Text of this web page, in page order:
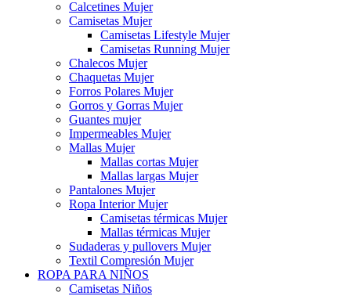
Calcetines Mujer
Camisetas Mujer
Camisetas Lifestyle Mujer
Camisetas Running Mujer
Chalecos Mujer
Chaquetas Mujer
Forros Polares Mujer
Gorros y Gorras Mujer
Guantes mujer
Impermeables Mujer
Mallas Mujer
Mallas cortas Mujer
Mallas largas Mujer
Pantalones Mujer
Ropa Interior Mujer
Camisetas térmicas Mujer
Mallas térmicas Mujer
Sudaderas y pullovers Mujer
Textil Compresión Mujer
ROPA PARA NIÑOS
Camisetas Niños